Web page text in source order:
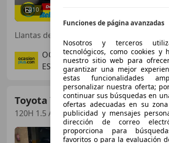
10
OCASION PLUS ALICANTE
ES-03006 Alicante
Toyota Yaris
120H 1.5 Active Plus
€
Funciones de página avanzadas
Nosotros y terceros
tecnológicos, como cookies y
nuestro sitio web para
garantizar una mejor
estas funcionalidades
personalizar nuestra oferta;
continuar sus búsquedas en
ofertas adecuadas en su
publicidad y mensajes
dirección de correo
proporciona para
favoritos o para la evaluación